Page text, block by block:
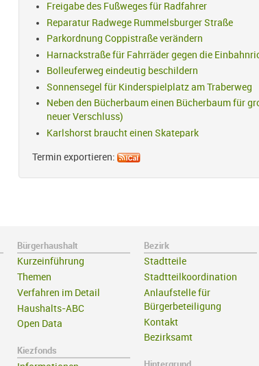
Freigabe des Fußweges für Radfahrer
Reparatur Radwege Rummelsburger Straße
Parkordnung Coppistraße verändern
Harnackstraße für Fahrräder gegen die
Bolleuferweg eindeutig beschildern
Sonnensegel für Kinderspielplatz am Traberweg
Neben den Bücherbaum einen Bücherbaum für
neuer Verschluss)
Karlshorst braucht einen Skatepark
Termin exportieren:
Bürgerhaushalt
Kurzeinführung
Themen
Verfahren im Detail
Haushalts-ABC
Open Data
Kiezfonds
Bezirk
Stadtteile
Stadtteilkoordination
Anlaufstelle für
Bürgerbeteiligung
Kontakt
Bezirksamt